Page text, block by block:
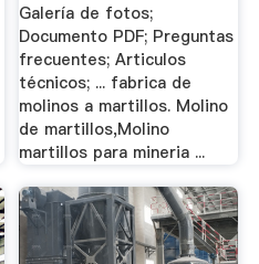
Galería de fotos;
Documento PDF; Preguntas
frecuentes; Articulos
técnicos; ... fabrica de
molinos a martillos. Molino
de martillos,Molino
martillos para mineria ...